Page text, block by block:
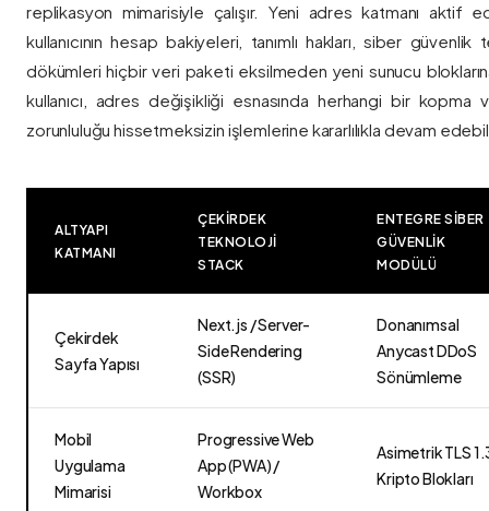
replikasyon mimarisiyle çalışır. Yeni adres katmanı aktif
kullanıcının hesap bakiyeleri, tanımlı hakları, siber
dökümleri hiçbir veri paketi eksilmeden yeni sunucu
kullanıcı, adres değişikliği esnasında herhangi bir
zorunluluğu hissetmeksizin işlemlerine kararlılıkla devam
ALTYAPI
KATMANI
ÇEKIRDEK
TEKNOLOJI
STACK
ENTEGRE SIBER
GÜVENLIK
MODÜLÜ
Çekirdek
Sayfa Yapısı
Next.js / Server-
Side Rendering
(SSR)
Donanımsal
Anycast DDoS
Sönümleme
Mobil
Uygulama
Mimarisi
Progressive Web
App (PWA) /
Workbox
Asimetrik TLS
Kripto Blokları